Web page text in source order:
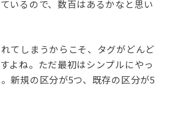
いるので、数百はあるかなと思い
れてしまうからこそ、タグがどんど
よね。ただ最初はシンプルにやっ
新規の区分が5つ、既存の区分が5